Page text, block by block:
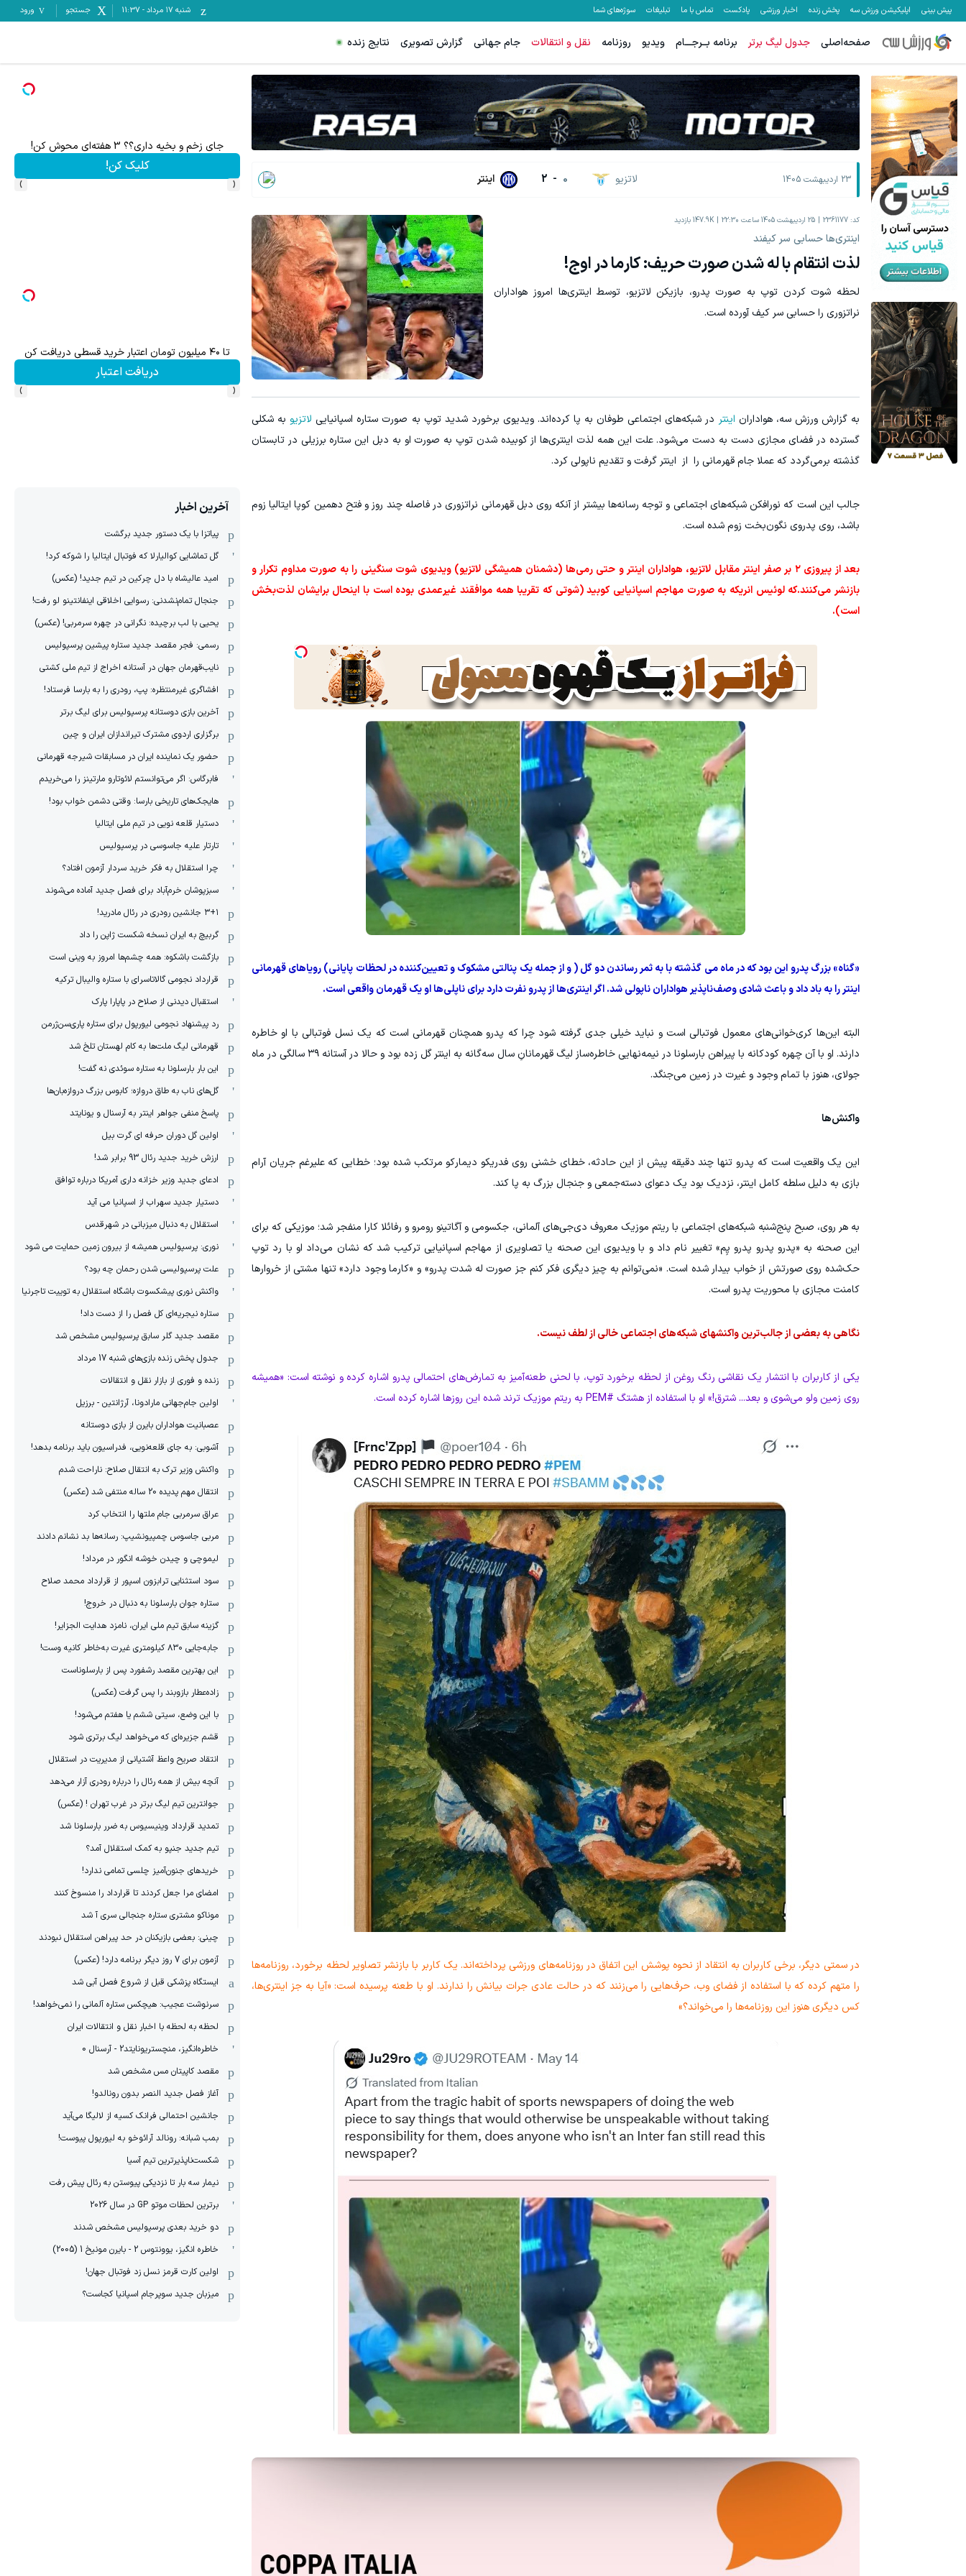
پیش بینی اپلیکیشن ورزش سه پخش زنده اخبار ورزشی پادکست تماس با ما تبلیغات سوژه‌های شما شنبه ۱۷ مرداد -
11:37 جستجو ورود
صفحه‌اصلی جدول لیگ برتر برنامه بــرجـــام ویدیو روزنامه نقل و انتقالات جام جهانی گزارش تصویری نتایج زنده
23 اردیبهشت 1405 لاتزیو 0
-
2 اینتر
کد: 2361177 25 اردیبهشت 1405 ساعت 22:30 147.9K بازدید
اینتری‌ها حسابی سر کیفند
لذت انتقام با له شدن صورت حریف: کارما در اوج!
لحظه شوت کردن توپ به صورت پدرو، بازیکن لاتزیو، توسط اینتری‌ها امروز هواداران
نراتزوری را حسابی سر کیف آورده است.
به گزارش ورزش سه، هواداران اینتر در شبکه‌های اجتماعی طوفان به پا کرده‌اند. ویدیوی برخورد شدید توپ به صورت ستاره اسپانیایی لاتزیو به شکلی
گسترده در فضای مجازی دست به دست می‌شود. علت این همه لذت اینتری‌ها از کوبیده شدن توپ به صورت او به دبل این ستاره برزیلی در تابستان
گذشته برمی‌گردد که عملا جام قهرمانی را از اینتر گرفت و تقدیم ناپولی کرد.
جالب این است که نورافکن‌ شبکه‌های اجتماعی و توجه رسانه‌ها بیشتر از آنکه روی دبل قهرمانی نراتزوری در فاصله چند روز و فتح دهمین کوپا ایتالیا زوم
باشد، روی پدروی نگون‌بخت زوم شده است.
بعد از پیروزی ۲ بر صفر اینتر مقابل لاتزیو، هواداران اینتر و حتی رمی‌ها (دشمنان همیشگی لاتزیو) ویدیوی شوت سنگینی را به صورت مداوم تکرار و
بازنشر می‌کنند.که لوئیس انریکه به صورت مهاجم اسپانیایی کوبید (شوتی که تقریبا همه موافقند غیرعمدی بوده است با اینحال برایشان لذت‌بخش
است).
«گناه» بزرگ پدرو این بود که در ماه می گذشته با به ثمر رساندن دو گل ( و از جمله یک پنالتی مشکوک و تعیین‌کننده در لحظات پایانی) رویاهای قهرمانی
اینتر را به باد داد و باعث شادی وصف‌ناپذیر هواداران ناپولی شد. اگر اینتری‌ها از پدرو نفرت دارد برای ناپلی‌ها او یک قهرمان واقعی است.
البته این‌ها کری‌خوانی‌های معمول فوتبالی است و نباید خیلی جدی گرفته شود چرا که پدرو همچنان قهرمانی است که یک نسل فوتبالی با او خاطره
دارند. او با آن چهره کودکانه با پیراهن بارسلونا در نیمه‌نهایی خاطره‌ساز لیگ قهرمانانِ سال سه‌گانه به اینتر گل زده بود و حالا در آستانه ۳۹ سالگی در ماه
جولای، هنوز با تمام وجود و غیرت در زمین می‌جنگد.
واکنش‌ها
این یک واقعیت است که پدرو تنها چند دقیقه پیش از این حادثه، خطای خشنی روی فدریکو دیمارکو مرتکب شده بود؛ خطایی که علیرغم جریان آرام
بازی به دلیل سلطه کامل اینتر، نزدیک بود یک دعوای دسته‌جمعی و جنجال بزرگ به پا کند.
به هر روی، صبح پنج‌شنبه شبکه‌های اجتماعی با ریتم موزیک معروف دی‌جی‌های آلمانی، جکسومی و آگاتینو رومرو و رفائلا کارا منفجر شد؛ موزیکی که برای
این صحنه به «پدرو پدرو پدرو پِم» تغییر نام داد و با ویدیوی این صحنه یا تصاویری از مهاجم اسپانیایی ترکیب شد که نشان می‌داد او با رد توپ
حک‌شده روی صورتش از خواب بیدار شده است. «نمی‌توانم به چیز دیگری فکر کنم جز صورت له شدت پدرو» و «کارما وجود دارد» تنها مشتی از خروارها
کامنت مجازی با محوریت پدرو است.
نگاهی به بعضی از جالب‌ترین واکنشهای شبکه‌های اجتماعی خالی از لطف نیست.
یکی از کاربران با انتشار یک نقاشی رنگ روغن از لحظه برخورد توپ، با لحنی طعنه‌آمیز به تمارض‌های احتمالی پدرو اشاره کرده و نوشته است: «همیشه
روی زمین ولو می‌شوی و بعد... شترق!» او با استفاده از هشتگ #PEM به ریتم موزیک ترند شده این روزها اشاره کرده است.
در سمتی دیگر، برخی کاربران به انتقاد از نحوه پوشش این اتفاق در روزنامه‌های ورزشی پرداخته‌اند. یک کاربر با بازنشر تصاویر لحظه برخورد، روزنامه‌ها
را متهم کرده که با استفاده از فضای وب، حرف‌هایی را می‌زنند که در حالت عادی جرات بیانش را ندارند. او با طعنه پرسیده است: «آیا به جز اینتری‌ها،
کس دیگری هنوز این روزنامه‌ها را می‌خواند؟»
جای بخیه داری؟؟ فقط در 3 هفته ترمیمش کن!😍 خرید طلا آبشده با 100 هزار تومن از PS5 تا آیفون17 و بیت کوین برنده شو 🔥 گردونه شانس بدون پوچ 💥 جای زخم و بخیه داری؟؟ 3 هفته‌ای محوش کن!
کلیک کن!
‹
›
جای این پک تقویت موی جلبک توی حمومت خالیه!45%تخفیف ترکیب برتر از سهام برتر
کلیک کن!
تا ۴۰ میلیون تومان اعتبار خرید قسطی دریافت کن
دریافت اعتبار
‹
›
آخرین اخبار
پیاتزا با یک دستور جدید برگشت
گل تماشایی کوالیارلا که فوتبال ایتالیا را شوکه کرد!
امید عالیشاه با دل چرکین در تیم جدید! (عکس)
جنجال تمام‌نشدنی:‌ رسوایی اخلاقی اینفانتینو لو رفت!
یحیی با لب برچیده: نگرانی در چهره سرمربی! (عکس)
رسمی: فجر مقصد جدید ستاره پیشین پرسپولیس
نایب‌قهرمان جهان در آستانه اخراج از تیم ملی کشتی
افشاگری غیرمنتظره: پپ، رودری را به بارسا فرستاد!
آخرین بازی دوستانه پرسپولیس برای لیگ برتر
برگزاری اردوی مشترک تیراندازان ایران و چین
حضور یک نماینده ایران در مسابقات شیرجه قهرمانی
فابرگاس: اگر می‌توانستم لائوتارو مارتینز را می‌خریدم
هایجک‌های تاریخی بارسا: وقتی دشمن خواب بود!
دستیار قلعه نویی در تیم ملی ایتالیا
تارتار علیه جاسوسی در پرسپولیس
چرا استقلال به فکر خرید سردار آزمون افتاد؟
سبزپوشان خرم‌آباد برای فصل جدید آماده می‌شوند
۳+۱ جانشین رودری در رئال مادرید!
گربیچ به ایران نسخه شکست ژاپن را داد
بازگشت باشکوه: همه چشم‌ها امروز به وینی است
قرارداد نجومی گالاتاسرای با ستاره والیبال ترکیه
استقبال دیدنی از صلاح در پاپارا پارک
رد پیشنهاد نجومی لیورپول برای ستاره پاری‌سن‌ژرمن
قهرمانی لیگ ملت‌ها به کام لهستان تلخ شد
این بار بارسلونا به ستاره سوئدی نه گفت!
گل‌های ناب به طاق دروازه؛ کابوس بزرگ دروازه‌بان‌ها
پاسخ منفی جواهر اینتر به آرسنال و یونایتد
اولین گل دوران حرفه ای گرت بیل
ارزش خرید جدید رئال 93 برابر شد!
ادعای جدید وزیر خزانه داری آمریکا درباره توافق
دستیار جدید سهراب از اسپانیا می آید
استقلال به دنبال میزبانی در شهرقدس
نوری: پرسپولیس همیشه از بیرون زمین حمایت می شود
علت پرسپولیسی شدن رحمان چه بود؟
واکنش نوری پیشکسوت باشگاه استقلال به توییت تاجرنیا
ستاره نیجریه‌ای کل فصل را از دست داد!
مقصد جدید گلر سابق پرسپولیس مشخص شد
جدول پخش زنده بازی‌های شنبه 17 مرداد
زنده و فوری از بازار نقل و انتقالات
اولین جام‌جهانی مارادونا، آرژانتین - برزیل
عصبانیت هواداران بایرن از بازی دوستانه
آشوبی: به جای قلعه‌نویی، فدراسیون باید برنامه بدهد!
واکنش وزیر ترک به انتقال صلاح: ناراحت شدم
انتقال مهم پدیده 20 ساله منتفی شد (عکس)
عراق سرمربی جام ملتها را انتخاب کرد
مربی جاسوس چمپیونشیپ: رسانه‌ها بد نشانم دادند
لیموچی و چیدن خوشه انگور در مرداد!
سود استثنایی ترابزون اسپور از قرارداد محمد صلاح
ستاره جوان بارسلونا به دنبال در خروج!
گزینه سابق تیم ملی ایران، نامزد هدایت الجزایر!
جابه‌جایی ۸۳۰ کیلومتری غیرت به‌خاطر کانیه وست!
این بهترین مقصد رشفورد پس از بارسلوناست
زاده‌عطار بازوبند را پس گرفت (عکس)
با این وضع، سیتی ششم یا هفتم می‌شود!
قشم جزیره‌ای که می‌خواهد لیگ برتری شود
انتقاد صریح واعظ آشتیانی از مدیریت در استقلال
آنچه بیش از همه رئال را درباره رودری آزار می‌دهد
جوانترین تیم لیگ برتر در غرب تهران ! (عکس)
تمدید قرارداد وینیسیوس به ضرر بارسلونا شد
تیم جدید جنپو به کمک استقلال آمد؟
خریدهای جنون‌آمیز چلسی تمامی ندارد!
امضای مرا جعل کردند تا قرارداد را منسوخ کنند
موناکو مشتری ستاره جنجالی سری آ شد
چینی: بعضی بازیکنان در حد پیراهن استقلال نبودند
آزمون برای 7 روز دیگر برنامه دارد! (عکس)
ایستگاه پزشکی قبل از شروع فصل آبی شد
سرنوشت عجیب: هیچکس ستاره آلمانی را نمی‌خواهد!
لحظه به لحظه با اخبار نقل و انتقالات ایران
خاطره‌انگیز، منچستریونایتد2 - آرسنال 0
مقصد کاپیتان مس مشخص شد
آغاز فصل جدید النصر بدون رونالدو!
جانشین احتمالی فرانک کسیه از لالیگا می‌آید
بمب شبانه: رونالد آرائوخو به لیورپول پیوست!
شکست‌ناپذیرترین تیم آسیا
نیمار سه بار تا نزدیکی پیوستن به رئال پیش رفت
برترین لحظات موتو GP در سال 2026
دو خرید بعدی پرسپولیس مشخص شدند
خاطره انگیز، یوونتوس 2 - بایرن مونیخ 1 (2005)
اولین کارت قرمز نسل زد فوتبال جهان!
میزبان جدید سوپرجام اسپانیا کجاست؟